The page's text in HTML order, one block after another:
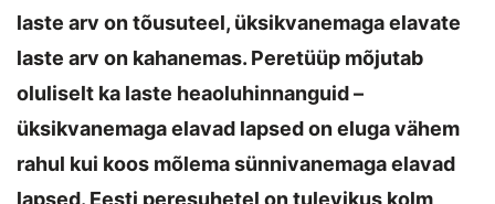
laste arv on tõusuteel, üksikvanemaga elavate
laste arv on kahanemas. Peretüüp mõjutab
oluliselt ka laste heaoluhinnanguid –
üksikvanemaga elavad lapsed on eluga vähem
rahul kui koos mõlema sünnivanemaga elavad
lapsed. Eesti peresuhetel on tulevikus kolm